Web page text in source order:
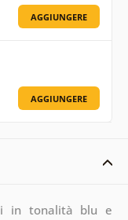
AGGIUNGERE
AGGIUNGERE
in tonalità blu e